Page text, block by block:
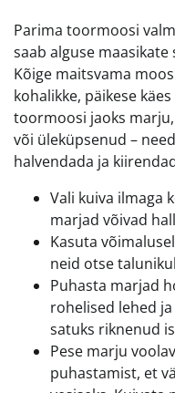
Parima toormoosi
saab alguse
Kõige maitsvama
kohalikke, päikese
toormoosi jaoks
või üleküpsenud –
halvendada ja
Vali kuiva ilmaga
marjad võivad
Kasuta
neid otse
Puhasta marjad
rohelised lehed
satuks riknenud
Pese marju
puhastamist, et